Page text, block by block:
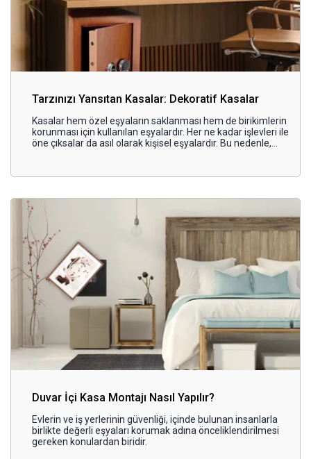
Tarzınızı Yansıtan Kasalar: Dekoratif Kasalar
Kasalar hem özel eşyaların saklanması hem de birikimlerin
korunması için kullanılan eşyalardır. Her ne kadar işlevleri ile
öne çıksalar da asıl olarak kişisel eşyalardır. Bu nedenle,
uygun olarak kasalar farklı tasarımlarda üretilir.
Duvar İçi Kasa Montajı Nasıl Yapılır?
Evlerin ve iş yerlerinin güvenliği, içinde bulunan insanlarla
birlikte değerli eşyaları korumak adına önceliklendirilmesi
gereken konulardan biridir.